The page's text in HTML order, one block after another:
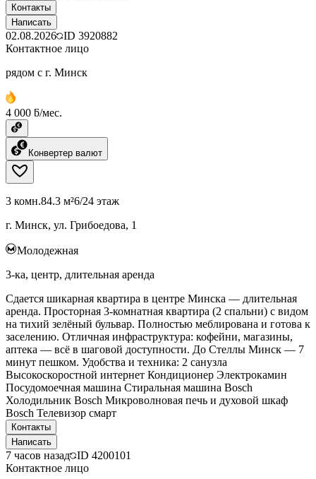
Контакты
Написать
02.08.2026 ID 3920882
Контактное лицо
рядом с г. Минск
4 000 ƃ/мес.
Конвертер валют
3 комн.84.3 м²6/24 этаж
г. Минск, ул. Грибоедова, 1
Молодежная
3-ка, центр, длительная аренда
Сдается шикарная квартира в центре Минска — длительная
аренда. Просторная 3‑комнатная квартира (2 спальни) с видом
на тихий зелёный бульвар. Полностью меблирована и готова к
заселению. Отличная инфраструктура: кофейни, магазины,
аптека — всё в шаговой доступности. До Стеллы Минск — 7
минут пешком. Удобства и техника: 2 санузла
Высокоскоростной интернет Кондиционер Электрокамин
Посудомоечная машина Стиральная машина Bosch
Холодильник Bosch Микроволновая печь и духовой шкаф
Bosch Телевизор смарт
Контакты
Написать
7 часов назад ID 4200101
Контактное лицо